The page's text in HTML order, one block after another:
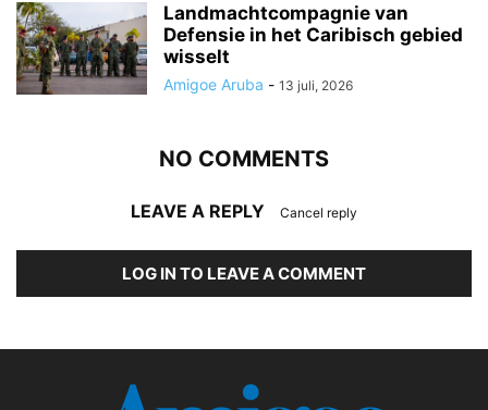
Landmachtcompagnie van
Defensie in het Caribisch gebied
wisselt
Amigoe Aruba - 13 juli, 2026
NO COMMENTS
LEAVE A REPLY Cancel reply
LOG IN TO LEAVE A COMMENT